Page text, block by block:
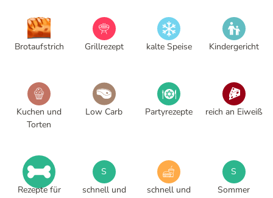
Brotaufstrich Grillrezept kalte Speise Kindergericht
Kuchen und
Torten
Low Carb Partyrezepte reich an Eiweiß
Rezepte für
S
schnell und
schnell und
S
Sommer